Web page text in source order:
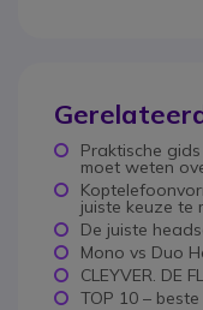
Praktische
moet weten
juiste keuze te
De juiste
Mono vs Duo
CLEYVER. DE
TOP 10 –